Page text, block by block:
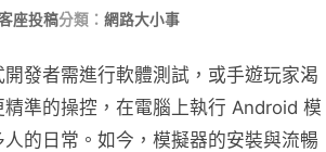
座投稿分類： 網路大小事
發者需進行軟體測試，或手遊玩家渴
準的操控，在電腦上執行 Android 模
的日常。如今，模擬器的安裝與流暢